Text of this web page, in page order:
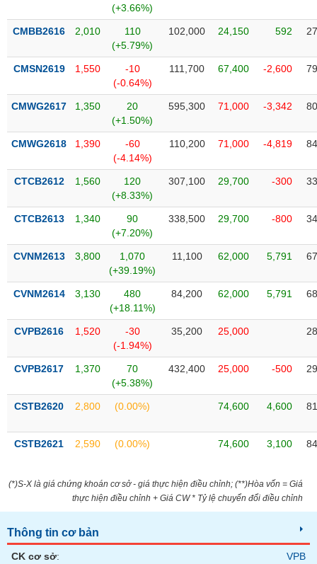
(+3.66%)
CMBB2616 2,010
110
(+5.79%)
102,000 24,150 592
CMSN2619 1,550
-10
(-0.64%)
111,700 67,400 -2,600
CMWG2617 1,350
20
(+1.50%)
595,300 71,000 -3,342
CMWG2618 1,390
-60
(-4.14%)
110,200 71,000 -4,819
CTCB2612 1,560
120
(+8.33%)
307,100 29,700 -300
CTCB2613 1,340
90
(+7.20%)
338,500 29,700 -800
CVNM2613 3,800
1,070
(+39.19%)
11,100 62,000 5,791
CVNM2614 3,130
480
(+18.11%)
84,200 62,000 5,791
CVPB2616 1,520
-30
(-1.94%)
35,200 25,000
CVPB2617 1,370
70
(+5.38%)
432,400 25,000 -500
CSTB2620 2,800 (0.00%) 74,600 4,600
CSTB2621 2,590 (0.00%) 74,600 3,100
(*)S-X là giá chứng khoán cơ sở - giá thực hiện điều chỉnh; (**)Hòa vốn = Giá
thực hiện điều chỉnh + Giá CW * Tỷ lệ chuyển đổi điều chỉnh
Thông tin cơ bản
CK cơ sở:
VPB
VỤ
TRUYỀN
ÍCH
BẤT
ĐỘNG
chứng
khoán
Tất cả Cổ phiếu Chỉ số Chứng chỉ quỹ Chứng
Lãnh
(-)
tức